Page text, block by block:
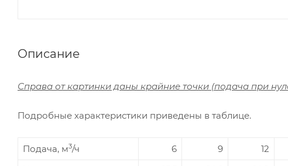
Описание
Справа от картинки даны крайние точки (подача при
Подробные характеристики приведены в таблице.
Подача, м3/ч 6 9 12